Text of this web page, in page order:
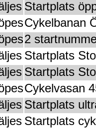
Startplats
Cykelbanan
2
Startplats
Startplats
Cykelvasan
Startplats
Startplats